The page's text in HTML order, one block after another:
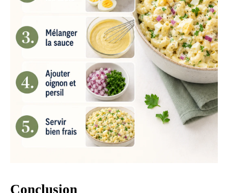
Conclusion